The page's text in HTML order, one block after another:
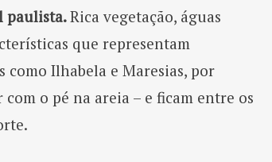
paulista.Rica vegetação, águas
que representam
como Ilhabela e Maresias, por
o pé na areia – e ficam entre os